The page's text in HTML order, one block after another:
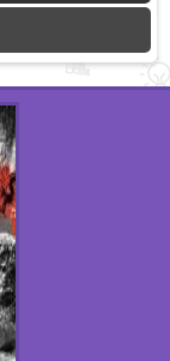
ا_اصغر زاده
اریک مورگنشترن